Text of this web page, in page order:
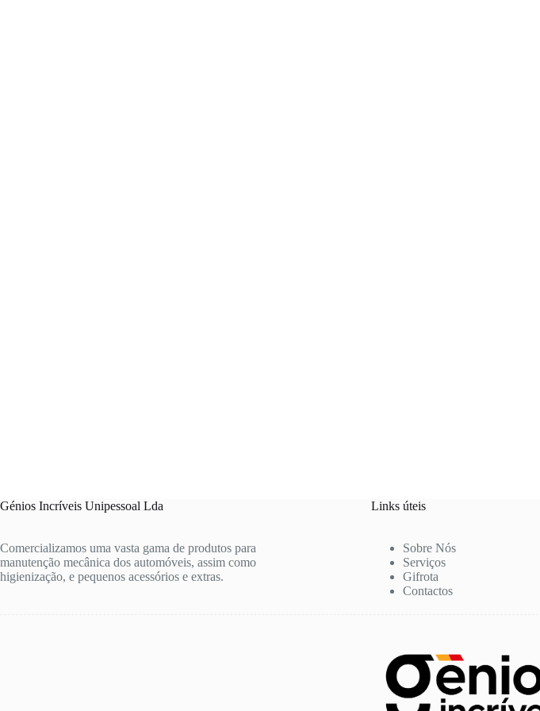
Génios Incríveis Unipessoal Lda
Comercializamos uma vasta gama de produtos para
manutenção mecânica dos automóveis, assim como
higienização, e pequenos acessórios e extras.
Links úteis
Sobre Nós
Serviços
Gifrota
Contactos